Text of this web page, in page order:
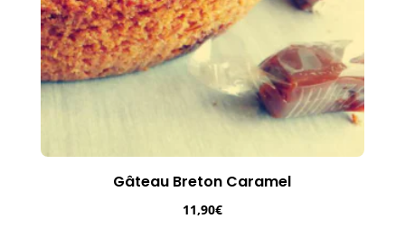
Gâteau Breton Caramel
11,90€